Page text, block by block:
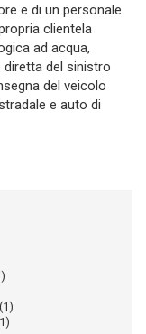
e di un personale
clientela
ad acqua,
del sinistro
del veicolo
e auto di
(1)